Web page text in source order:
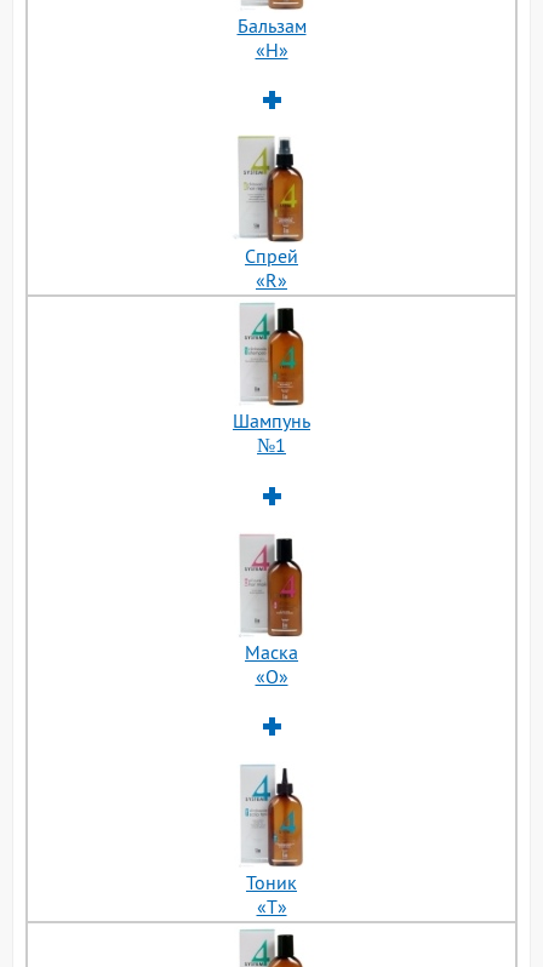
Бальзам
«H»
Cпрей
«R»
Шампунь
№1
Маска
«О»
Тоник
«Т»